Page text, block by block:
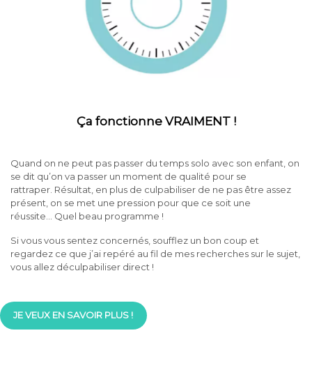
Ça fonctionne VRAIMENT !
Quand on ne peut pas passer du temps solo avec son enfant, on
se dit qu’on va passer un moment de qualité pour se
rattraper. Résultat, en plus de culpabiliser de ne pas être assez
présent, on se met une pression pour que ce soit une
réussite… Quel beau programme !
Si vous vous sentez concernés, soufflez un bon coup et
regardez ce que j’ai repéré au fil de mes recherches sur le sujet,
vous allez déculpabiliser direct !
JE VEUX EN SAVOIR PLUS !